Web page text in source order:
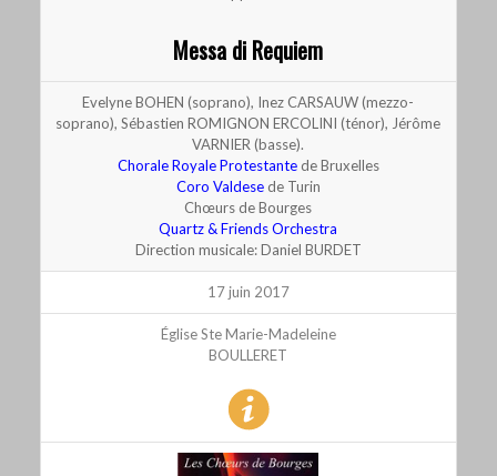
Messa di Requiem
Evelyne BOHEN (soprano), Inez CARSAUW (mezzo-
soprano), Sébastien ROMIGNON ERCOLINI (ténor), Jérôme
VARNIER (basse).
Chorale Royale Protestantede Bruxelles
Coro Valdesede Turin
Chœurs de Bourges
Quartz & Friends Orchestra
Direction musicale: Daniel BURDET
17 juin 2017
Église Ste Marie-Madeleine
BOULLERET